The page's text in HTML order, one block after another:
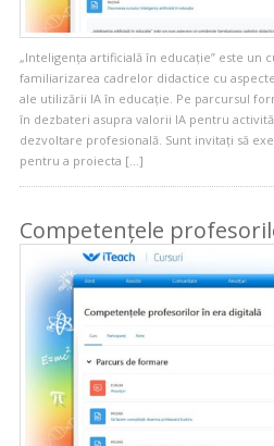
„Inteligența artificială în educație” este un
familiarizarea cadrelor didactice cu
ale utilizării IA în educație. Pe parcursul
în dezbateri asupra valorii IA pentru
dezvoltare profesională. Sunt invitați să
pentru a proiecta […]
Competențele